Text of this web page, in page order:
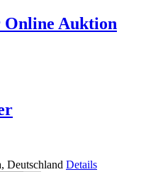
Online Auktion
Deutschland Details